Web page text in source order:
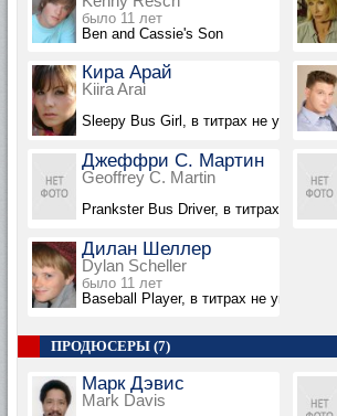
было 11 лет
Ben and Cassie's Son
Кира Арай
Kiira Arai
Sleepy Bus Girl, в титрах не указана
Джеффри С. Мартин
Geoffrey C. Martin
Prankster Bus Driver, в титрах не
Дилан Шеллер
Dylan Scheller
было 11 лет
Baseball Player, в титрах не указан
ПРОДЮСЕРЫ (7)
Марк Дэвис
Mark Davis